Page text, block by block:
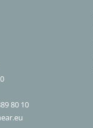
80 10